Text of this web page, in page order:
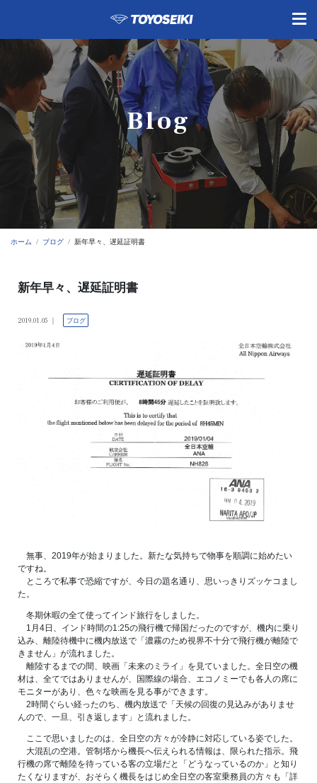
Blog
ホーム ブログ 新年早々、遅延証明書
新年早々、遅延証明書
2019.01.05 ブログ
無事、2019年が始まりました。新たな気持ちで物事を順調に始めたい
ですね。
ところで私事で恐縮ですが、今日の題名通り、思いっきりズッケコまし
た。
冬期休暇の全て使ってインド旅行をしました。
1月4日、インド時間の1:25の飛行機で帰国だったのですが、機内に乗り
込み、離陸待機中に機内放送で「濃霧のため視界不十分で飛行機が離陸で
きません」が流れました。
離陸するまでの間、映画「未来のミライ」を見ていました。全日空の機
材は、全てではありませんが、国際線の場合、エコノミーでも各人の席に
モニターがあり、色々な映画を見る事ができます。
2時間ぐらい経ったのち、機内放送で「天候の回復の見込みがありませ
んので、一旦、引き返します」と流れました。
ここで思いましたのは、全日空の方々が冷静に対応している姿でした。
大混乱の空港。管制塔から機長へ伝えられる情報は、限られた指示。飛
行機の席で離陸を待っている客の立場だと「どうなっているのか」と知り
たくなりますが、おそらく機長をはじめ全日空の客室乗務員の方々も「詳